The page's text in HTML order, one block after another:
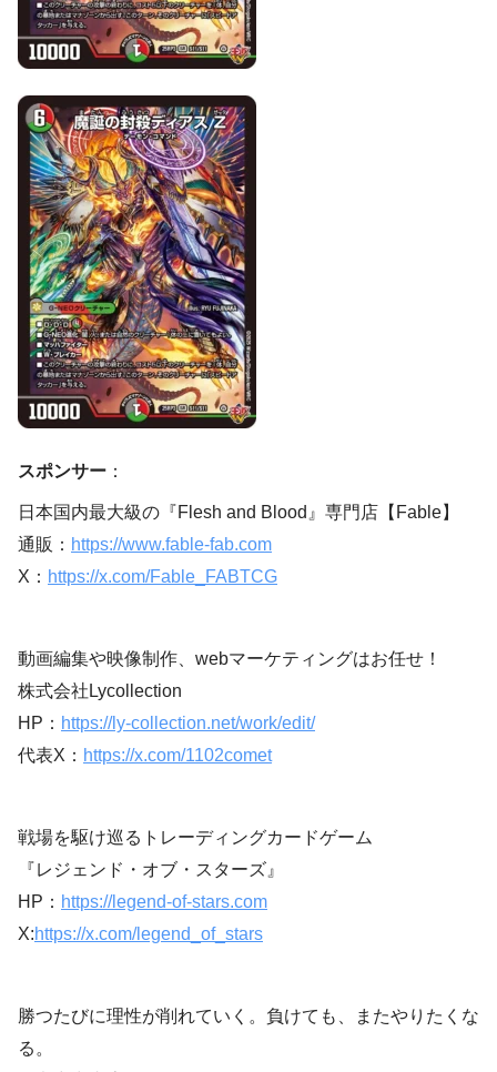
スポンサー ：
日本国内最大級の『Flesh and Blood』専門店【Fable】
通販： https://www.fable-fab.com
X： https://x.com/Fable_FABTCG
動画編集や映像制作、webマーケティングはお任せ！
株式会社Lycollection
HP： https://ly-collection.net/work/edit/
代表X： https://x.com/1102comet
戦場を駆け巡るトレーディングカードゲーム
『レジェンド・オブ・スターズ』
HP： https://legend-of-stars.com
X:https://x.com/legend_of_stars
勝つたびに理性が削れていく。負けても、またやりたくな
る。